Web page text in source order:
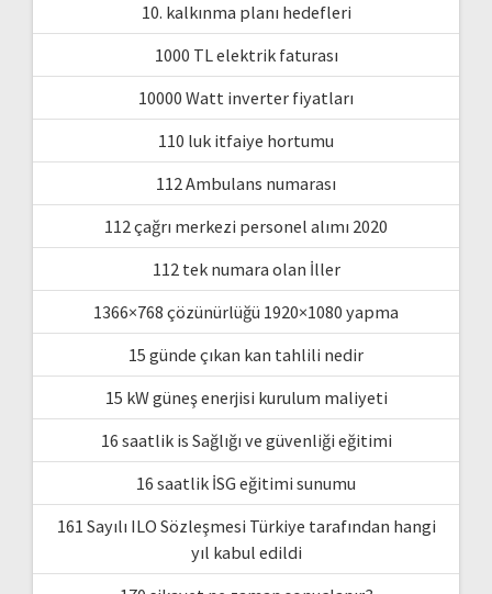
10. kalkınma planı hedefleri
1000 TL elektrik faturası
10000 Watt inverter fiyatları
110 luk itfaiye hortumu
112 Ambulans numarası
112 çağrı merkezi personel alımı 2020
112 tek numara olan İller
1366×768 çözünürlüğü 1920×1080 yapma
15 günde çıkan kan tahlili nedir
15 kW güneş enerjisi kurulum maliyeti
16 saatlik is Sağlığı ve güvenliği eğitimi
16 saatlik İSG eğitimi sunumu
161 Sayılı ILO Sözleşmesi Türkiye tarafından hangi
yıl kabul edildi